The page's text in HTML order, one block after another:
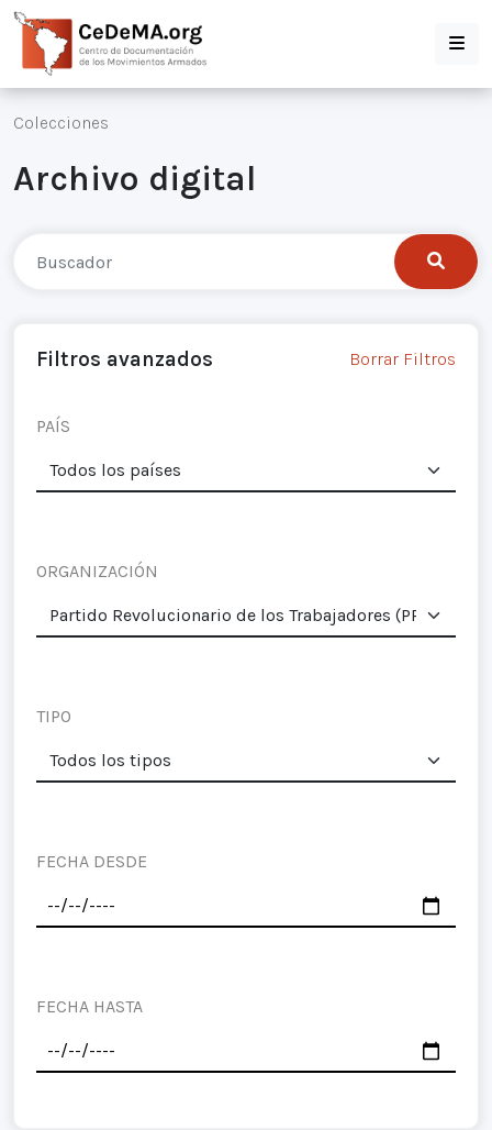
Colecciones
Archivo digital
Filtros avanzados Borrar Filtros
PAÍS
ORGANIZACIÓN
TIPO
FECHA DESDE
FECHA HASTA